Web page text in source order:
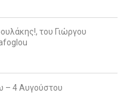
του Γιώργου
– 4 Αυγούστου